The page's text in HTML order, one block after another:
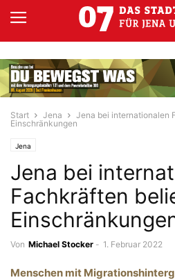
Start Jena
Jena bei internationalen
Einschränkungen
Jena
Jena bei
Fachkräften
Von Michael Stocker - 1. Februar 2022
Menschen mit